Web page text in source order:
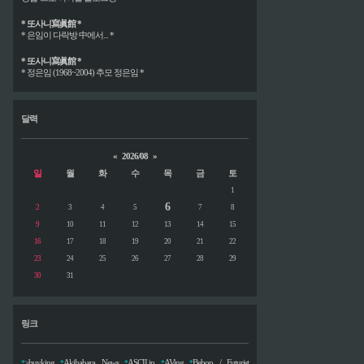
* 또사니寫眞館 *
* 은임이 다락방 中에서... *
* 또사니寫眞館 *
* 정은임 (1968~2004) 추모 정은임 *
달력
« 2026/08 »
일
월 화 수 목 금 토
1
2 3 4 5 6 7 8
9 10 11 12 13 14 15
16 17 18 19 20 21 22
23 24 25 26 27 28 29
30 31
링크